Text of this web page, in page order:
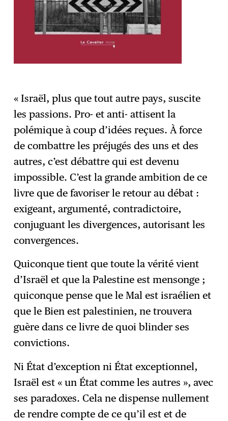
« Israël, plus que tout autre pays, suscite
les passions. Pro- et anti- attisent la
polémique à coup d’idées reçues. À force
de combattre les préjugés des uns et des
autres, c’est débattre qui est devenu
impossible. C’est la grande ambition de ce
livre que de favoriser le retour au débat :
exigeant, argumenté, contradictoire,
conjuguant les divergences, autorisant les
convergences.
Quiconque tient que toute la vérité vient
d’Israël et que la Palestine est mensonge ;
quiconque pense que le Mal est israélien et
que le Bien est palestinien, ne trouvera
guère dans ce livre de quoi blinder ses
convictions.
Ni État d’exception ni État exceptionnel,
Israël est « un État comme les autres », avec
ses paradoxes. Cela ne dispense nullement
de rendre compte de ce qu’il est et de